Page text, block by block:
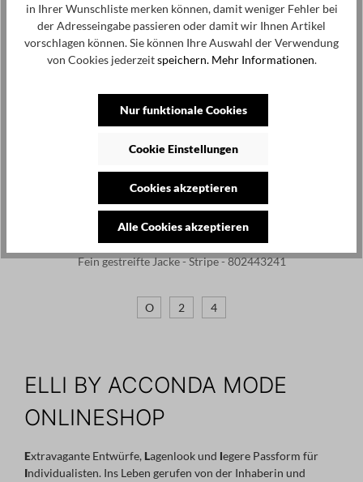
ELLI
240,00 €
72,00 € -70%
Fein gestreifte Jacke - Stripe - 802443241
O 2 4
ELLI BY ACCONDA MODE
ONLINESHOP
Extravagante Entwürfe, Lagenlook und legere Passform für
Individualisten. Ins Leben gerufen von der Inhaberin und
in Ihrer Wunschliste merken können, damit weniger Fehler bei
der Adresseingabe passieren oder damit wir Ihnen Artikel
vorschlagen können. Sie können Ihre Auswahl der Verwendung
von Cookies jederzeitspeichern. Mehr Informationen.
Nur funktionale Cookies
Cookie Einstellungen
Cookies akzeptieren
Alle Cookies akzeptieren